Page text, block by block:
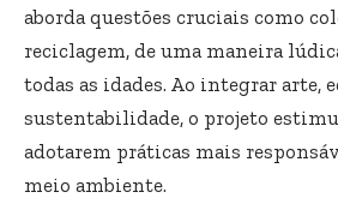
aborda questões cruciais como
reciclagem, de uma maneira
todas as idades. Ao integrar arte,
sustentabilidade, o projeto
adotarem práticas mais
meio ambiente.